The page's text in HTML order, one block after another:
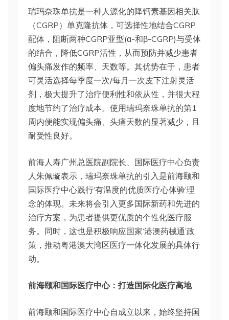
瑞玛奈珠单抗是一种人源化的降钙素基因相关肽
（CGRP）单克隆抗体，可选择性地结合CGRP
配体，阻断两种CGRP亚型(α-和β-CGRP)与受体
的结合，降低CGRP活性，从而预防并减少患者
偏头痛发作的频率、天数等。其优势在于，患者
可灵活选择每季度一次/每月一次皮下注射灵活
剂，极大提升了治疗便利性和依从性，并很大程
度地节约了治疗成本。使用瑞玛奈珠单抗的第1
周内便能实现偏头痛、头痛天数的显著减少，且
耐受性良好。
前海人寿广州总医院副院长、国际医疗中心负责
人朱佩璇表示，瑞玛奈珠单抗的引入是前海颐和
国际医疗中心践行‘有温度的优质医疗心体验’理
念的体现。未来将会引入更多国际新药和先进的
治疗方案，为患者提供更优质的个性化医疗服
务。同时，这也是积极响应国家‘港澳药械通’政
策，推动粤港澳大湾区医疗一体化发展的具体行
动。
前海颐和国际医疗中心：打造国际化医疗高地
前海颐和国际医疗中心自成立以来，始终坚持国